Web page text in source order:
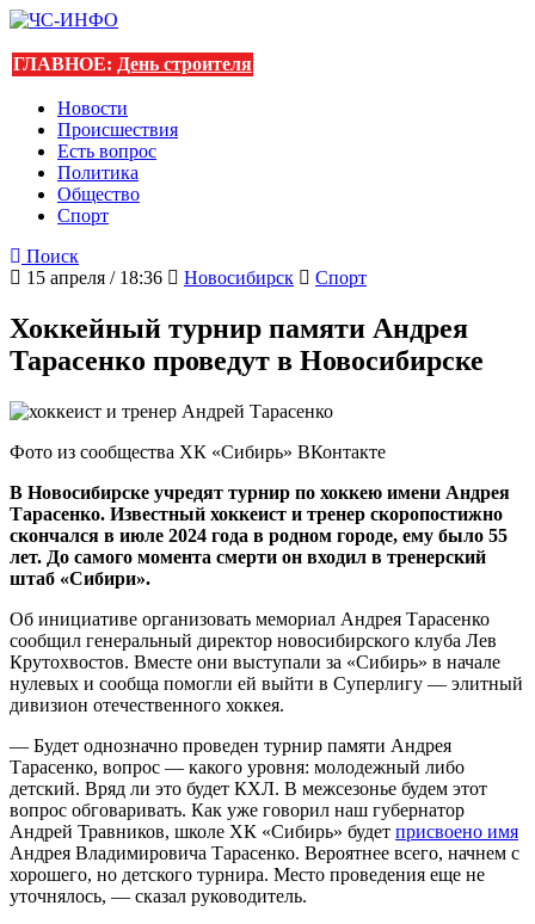
ГЛАВНОЕ: День строителя
Новости
Происшествия
Есть вопрос
Политика
Общество
Спорт
Поиск
15 апреля / 18:36
Новосибирск Спорт
Хоккейный турнир памяти Андрея
Тарасенко проведут в Новосибирске
Фото из сообщества ХК «Сибирь» ВКонтакте
В Новосибирске учредят турнир по хоккею имени Андрея
Тарасенко. Известный хоккеист и тренер скоропостижно
скончался в июле 2024 года в родном городе, ему было 55
лет. До самого момента смерти он входил в тренерский
штаб «Сибири».
Об инициативе организовать мемориал Андрея Тарасенко
сообщил генеральный директор новосибирского клуба Лев
Крутохвостов. Вместе они выступали за «Сибирь» в начале
нулевых и сообща помогли ей выйти в Суперлигу — элитный
дивизион отечественного хоккея.
— Будет однозначно проведен турнир памяти Андрея
Тарасенко, вопрос — какого уровня: молодежный либо
детский. Вряд ли это будет КХЛ. В межсезонье будем этот
вопрос обговаривать. Как уже говорил наш губернатор
Андрей Травников, школе ХК «Сибирь» будет присвоено имя
Андрея Владимировича Тарасенко. Вероятнее всего, начнем с
хорошего, но детского турнира. Место проведения еще не
уточнялось, — сказал руководитель.